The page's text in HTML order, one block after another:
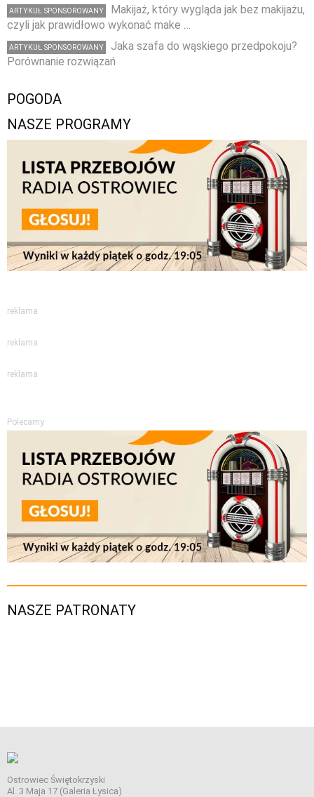
ARTYKUŁ SPONSOROWANY
Makijaż, który wygląda jak bez makijażu,
czyli jak prawidłowo wykonać make …
ARTYKUŁ SPONSOROWANY
Jaka szafa do wąskiego przedpokoju?
Porównanie rozwiązań
POGODA
NASZE PROGRAMY
reklama
reklama
reklama
Polecamy
NASZE PATRONATY
Ostrowiec Świętokrzyski
Al. 3 Maja 17 (Galeria Łysica)